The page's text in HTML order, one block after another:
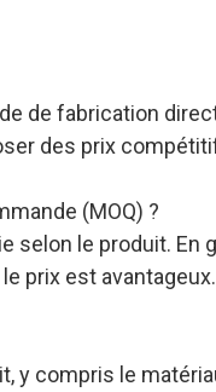
de fabrication
des prix
(MOQ) ?
selon le produit. En
prix est avantageux.
y compris le